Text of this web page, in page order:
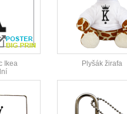
Ikea
Plyšák žirafa